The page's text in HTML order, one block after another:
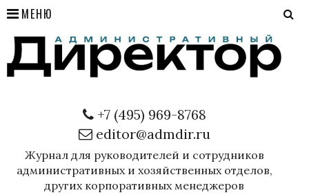
МЕНЮ
+7 (495) 969-8768
editor@admdir.ru
Журнал для руководителей и сотрудников
административных и хозяйственных отделов,
других корпоративных менеджеров